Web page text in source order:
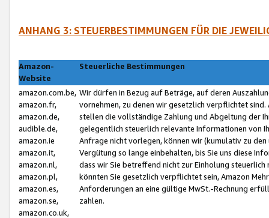
ANHANG 3: STEUERBESTIMMUNGEN FÜR DIE
Amazon-
Website
Steuerliche Bestimmungen
amazon.com.be,
amazon.fr,
amazon.de,
audible.de,
amazon.ie
amazon.it,
amazon.nl,
amazon.pl,
amazon.es,
amazon.se,
amazon.co.uk,
Wir dürfen in Bezug auf Beträge, auf deren
vornehmen, zu denen wir gesetzlich verpflichtet
stellen die vollständige Zahlung und Abgeltung der
gelegentlich steuerlich relevante Informationen von
Anfrage nicht vorlegen, können wir (kumulativ zu
Vergütung so lange einbehalten, bis Sie uns diese
dass wir Sie betreffend nicht zur Einholung
könnten Sie gesetzlich verpflichtet sein, Amazon
Anforderungen an eine gültige MwSt.-Rechnung
zahlen.